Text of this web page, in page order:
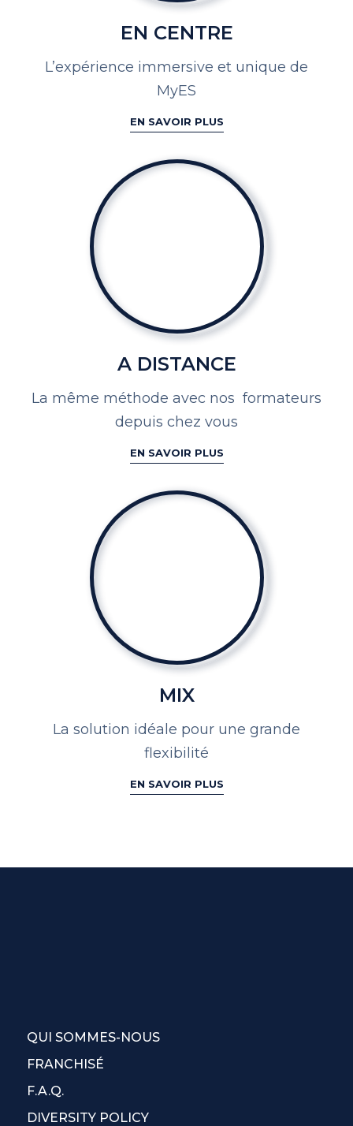
EN CENTRE
L’expérience immersive et unique de
MyES
EN SAVOIR PLUS
A DISTANCE
La même méthode avec nos formateurs
depuis chez vous
EN SAVOIR PLUS
MIX
La solution idéale pour une grande
flexibilité
EN SAVOIR PLUS
QUI SOMMES-NOUS
FRANCHISÉ
F.A.Q.
DIVERSITY POLICY